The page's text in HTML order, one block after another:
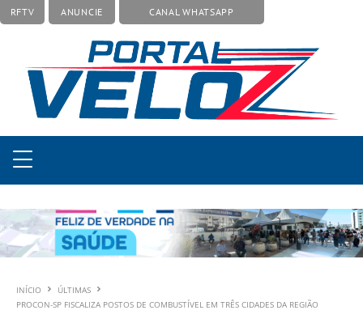
RFTV ANUNCIE CANAL WHATSAPP
INÍCIO
ÚLTIMAS
PROCON-SP FISCALIZA POSTOS DE COMBUSTÍVEL EM TRÊS CIDADES DA REGIÃO